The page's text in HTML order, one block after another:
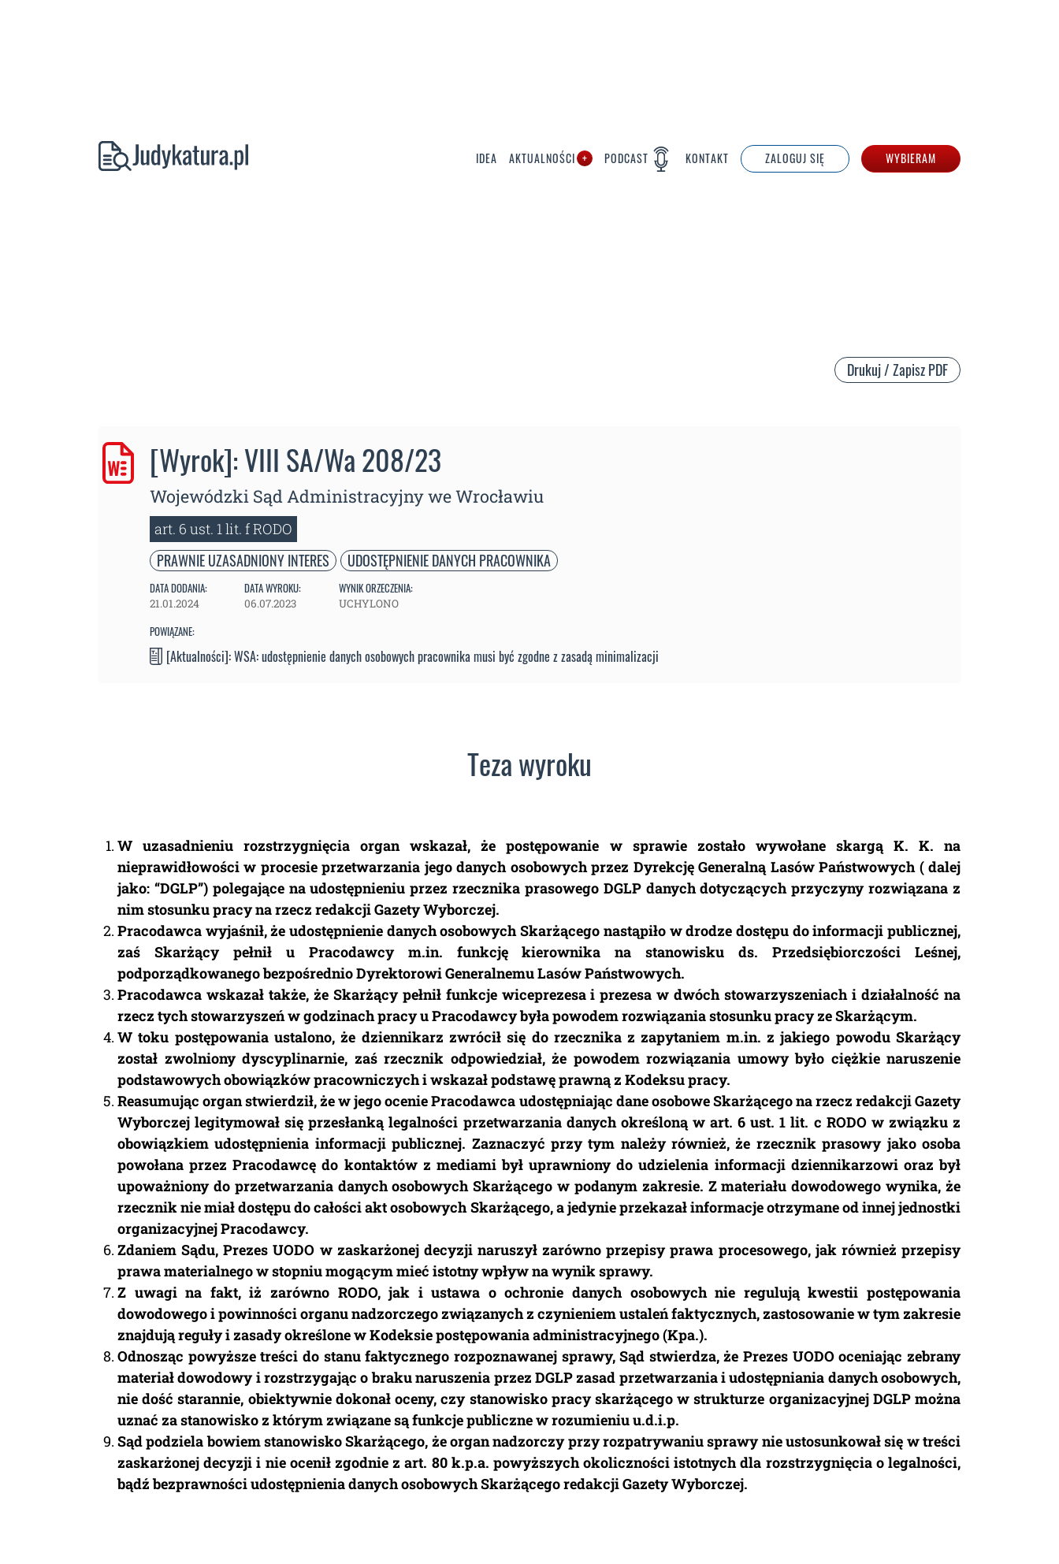
IDEA AKTUALNOŚCI PODCAST KONTAKT ZALOGUJ SIĘ WYBIERAM
Drukuj / Zapisz PDF
[Wyrok]: VIII SA/Wa 208/23
Wojewódzki Sąd Administracyjny we Wrocławiu
art. 6 ust. 1 lit. f RODO
PRAWNIE UZASADNIONY INTERES UDOSTĘPNIENIE DANYCH PRACOWNIKA
DATA DODANIA:
21.01.2024
DATA WYROKU:
06.07.2023
WYNIK ORZECZENIA:
UCHYLONO
POWIĄZANE:
[Aktualności]: WSA: udostępnienie danych osobowych pracownika musi być zgodne z zasadą minimalizacji
Teza wyroku
W uzasadnieniu rozstrzygnięcia organ wskazał, że postępowanie w sprawie zostało wywołane skargą K. K. na
nieprawidłowości w procesie przetwarzania jego danych osobowych przez Dyrekcję Generalną Lasów Państwowych ( dalej
jako: “DGLP”) polegające na udostępnieniu przez rzecznika prasowego DGLP danych dotyczących przyczyny rozwiązana z
nim stosunku pracy na rzecz redakcji Gazety Wyborczej.
Pracodawca wyjaśnił, że udostępnienie danych osobowych Skarżącego nastąpiło w drodze dostępu do informacji publicznej,
zaś Skarżący pełnił u Pracodawcy m.in. funkcję kierownika na stanowisku ds. Przedsiębiorczości Leśnej,
podporządkowanego bezpośrednio Dyrektorowi Generalnemu Lasów Państwowych.
Pracodawca wskazał także, że Skarżący pełnił funkcje wiceprezesa i prezesa w dwóch stowarzyszeniach i działalność na
rzecz tych stowarzyszeń w godzinach pracy u Pracodawcy była powodem rozwiązania stosunku pracy ze Skarżącym.
W toku postępowania ustalono, że dziennikarz zwrócił się do rzecznika z zapytaniem m.in. z jakiego powodu Skarżący
został zwolniony dyscyplinarnie, zaś rzecznik odpowiedział, że powodem rozwiązania umowy było ciężkie naruszenie
podstawowych obowiązków pracowniczych i wskazał podstawę prawną z Kodeksu pracy.
Reasumując organ stwierdził, że w jego ocenie Pracodawca udostępniając dane osobowe Skarżącego na rzecz redakcji Gazety
Wyborczej legitymował się przesłanką legalności przetwarzania danych określoną w art. 6 ust. 1 lit. c RODO w związku z
obowiązkiem udostępnienia informacji publicznej. Zaznaczyć przy tym należy również, że rzecznik prasowy jako osoba
powołana przez Pracodawcę do kontaktów z mediami był uprawniony do udzielenia informacji dziennikarzowi oraz był
upoważniony do przetwarzania danych osobowych Skarżącego w podanym zakresie. Z materiału dowodowego wynika, że
rzecznik nie miał dostępu do całości akt osobowych Skarżącego, a jedynie przekazał informacje otrzymane od innej jednostki
organizacyjnej Pracodawcy.
Zdaniem Sądu, Prezes UODO w zaskarżonej decyzji naruszył zarówno przepisy prawa procesowego, jak również przepisy
prawa materialnego w stopniu mogącym mieć istotny wpływ na wynik sprawy.
Z uwagi na fakt, iż zarówno RODO, jak i ustawa o ochronie danych osobowych nie regulują kwestii postępowania
dowodowego i powinności organu nadzorczego związanych z czynieniem ustaleń faktycznych, zastosowanie w tym zakresie
znajdują reguły i zasady określone w Kodeksie postępowania administracyjnego (Kpa.).
Odnosząc powyższe treści do stanu faktycznego rozpoznawanej sprawy, Sąd stwierdza, że Prezes UODO oceniając zebrany
materiał dowodowy i rozstrzygając o braku naruszenia przez DGLP zasad przetwarzania i udostępniania danych osobowych,
nie dość starannie, obiektywnie dokonał oceny, czy stanowisko pracy skarżącego w strukturze organizacyjnej DGLP można
uznać za stanowisko z którym związane są funkcje publiczne w rozumieniu u.d.i.p.
Sąd podziela bowiem stanowisko Skarżącego, że organ nadzorczy przy rozpatrywaniu sprawy nie ustosunkował się w treści
zaskarżonej decyzji i nie ocenił zgodnie z art. 80 k.p.a. powyższych okoliczności istotnych dla rozstrzygnięcia o legalności,
bądź bezprawności udostępnienia danych osobowych Skarżącego redakcji Gazety Wyborczej.